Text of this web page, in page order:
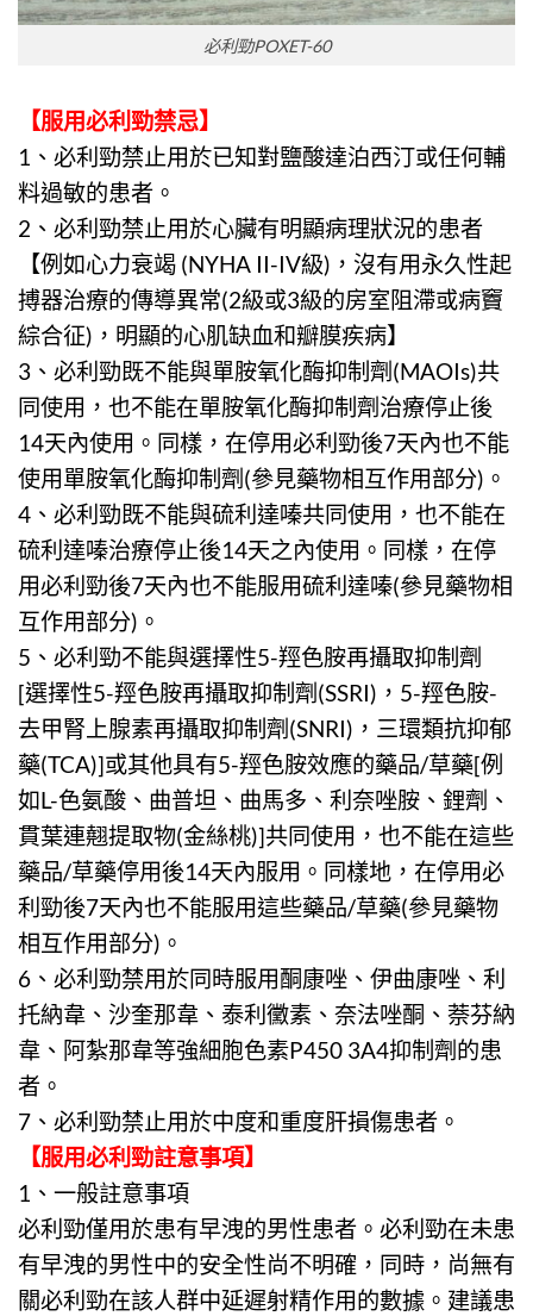
必利勁POXET-60
【服用必利勁禁忌】
1、 必利勁禁止用於已知對鹽酸達泊西汀或任何輔
料過敏的患者。
2、 必利勁禁止用於心臟有明顯病理狀況的患者
【例如心力衰竭 (NYHA II-IV級)，沒有用永久性起
搏器治療的傳導異常(2級或3級的房室阻滯或病竇
綜合征)，明顯的心肌缺血和瓣膜疾病】
3、 必利勁既不能與單胺氧化酶抑制劑(MAOIs)共
同使用，也不能在單胺氧化酶抑制劑治療停止後
14天內使用。同樣，在停用必利勁後7天內也不能
使用單胺氧化酶抑制劑(參見藥物相互作用部分)。
4、 必利勁既不能與硫利達嗪共同使用，也不能在
硫利達嗪治療停止後14天之內使用。同樣，在停
用必利勁後7天內也不能服用硫利達嗪(參見藥物相
互作用部分)。
5、 必利勁不能與選擇性5-羥色胺再攝取抑制劑
[選擇性5-羥色胺再攝取抑制劑(SSRI)，5-羥色胺-
去甲腎上腺素再攝取抑制劑(SNRI)，三環類抗抑郁
藥(TCA)]或其他具有5-羥色胺效應的藥品/草藥[例
如L-色氨酸、曲普坦、曲馬多、利奈唑胺、鋰劑、
貫葉連翹提取物(金絲桃)]共同使用，也不能在這些
藥品/草藥停用後14天內服用。同樣地，在停用必
利勁後7天內也不能服用這些藥品/草藥(參見藥物
相互作用部分)。
6、 必利勁禁用於同時服用酮康唑、伊曲康唑、利
托納韋、沙奎那韋、泰利黴素、奈法唑酮、萘芬納
韋、阿紮那韋等強細胞色素P450 3A4抑制劑的患
者。
7、 必利勁禁止用於中度和重度肝損傷患者。
【服用必利勁註意事項】
1、一般註意事項
必利勁僅用於患有早洩的男性患者。必利勁在未患
有早洩的男性中的安全性尚不明確，同時，尚無有
關必利勁在該人群中延遲射精作用的數據。建議患